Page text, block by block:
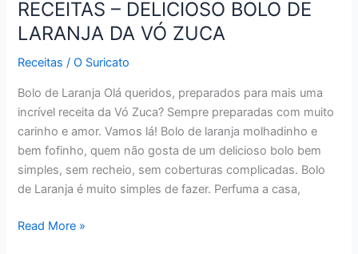
RECEITAS – DELICIOSO BOLO DE
LARANJA DA VÓ ZUCA
Receitas /O Suricato
Bolo de Laranja Olá queridos, preparados para mais uma
incrível receita da Vó Zuca? Sempre preparadas com muito
carinho e amor. Vamos lá! Bolo de laranja molhadinho e
bem fofinho, quem não gosta de um delicioso bolo bem
simples, sem recheio, sem coberturas complicadas. Bolo
de Laranja é muito simples de fazer. Perfuma a casa,
RECEITAS
Read More »